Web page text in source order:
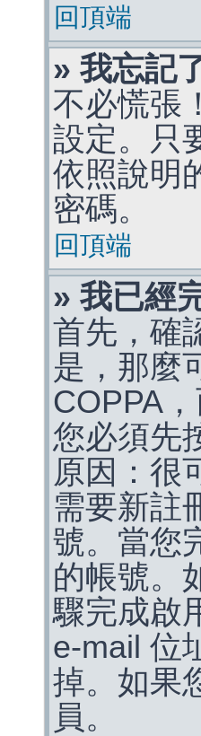
回頂端
» 我忘記
不必慌張
設定。只
依照說明
密碼。
回頂端
» 我已經
首先，確
是，那麼
COPPA
您必須先
原因：很
需要新註
號。當您
的帳號。
驟完成啟
e-mail 位
掉。如果
員。